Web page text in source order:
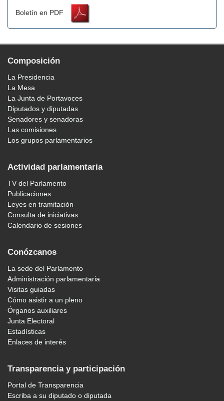
Boletín en PDF
Composición
La Presidencia
La Mesa
La Junta de Portavoces
Diputados y diputadas
Senadores y senadoras
Las comisiones
Los grupos parlamentarios
Actividad parlamentaria
TV del Parlamento
Publicaciones
Leyes en tramitación
Consulta de iniciativas
Calendario de sesiones
Conózcanos
La sede del Parlamento
Administración parlamentaria
Visitas guiadas
Cómo asistir a un pleno
Órganos auxiliares
Junta Electoral
Estadísticas
Enlaces de interés
Transparencia y participación
Portal de Transparencia
Escriba a su diputado o diputada